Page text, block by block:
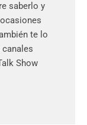
saberlo y
te lo
Show